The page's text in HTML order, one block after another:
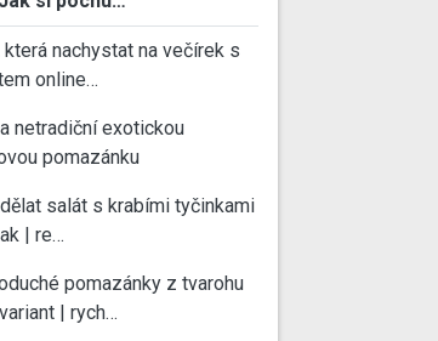
nachystat na večírek s
online…
netradiční exotickou
pomazánku
salát s krabími tyčinkami
| re…
pomazánky z tvarohu
| rych…